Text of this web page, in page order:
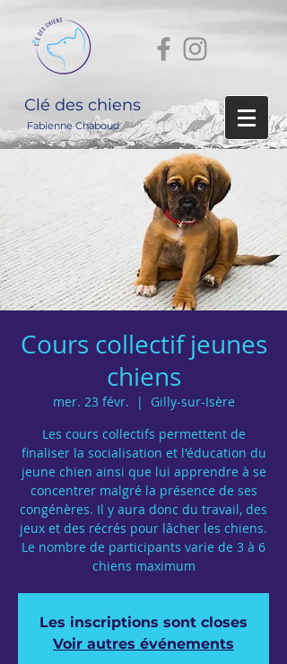
Clé des chiens
Fabienne Chaboud
Cours collectif jeunes
chiens
mer. 23 févr.
  |
Gilly-sur-Isère
Les cours collectifs permettent de
finaliser la socialisation et l'éducation du
jeune chien ainsi que lui apprendre à se
concentrer malgré la présence de ses
congénères. Il y aura donc du travail, des
jeux et des récrés pour lâcher les chiens.
Le nombre de participants varie de 3 à 6
chiens maximum
Les inscriptions sont closes
Voir autres événements